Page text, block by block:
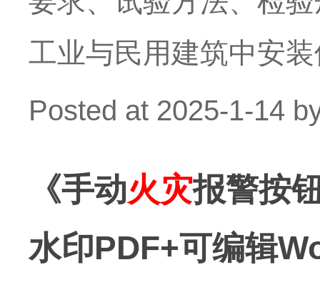
工业与民用建筑中安
Posted at 2025-1-14
《手动火灾报警按
水印PDF+可编辑